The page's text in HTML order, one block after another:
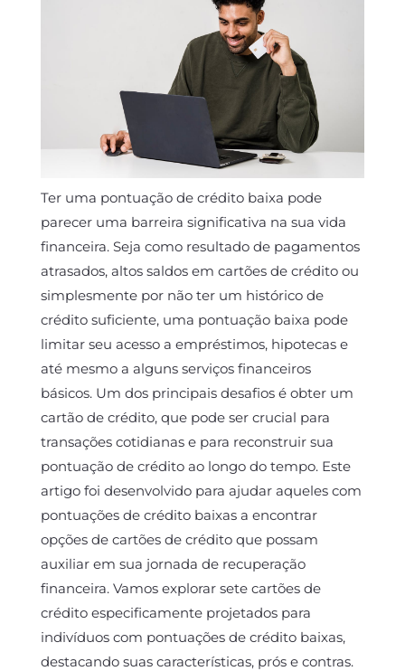
Ter uma pontuação de crédito baixa pode
parecer uma barreira significativa na sua vida
financeira. Seja como resultado de pagamentos
atrasados, altos saldos em cartões de crédito ou
simplesmente por não ter um histórico de
crédito suficiente, uma pontuação baixa pode
limitar seu acesso a empréstimos, hipotecas e
até mesmo a alguns serviços financeiros
básicos. Um dos principais desafios é obter um
cartão de crédito, que pode ser crucial para
transações cotidianas e para reconstruir sua
pontuação de crédito ao longo do tempo. Este
artigo foi desenvolvido para ajudar aqueles com
pontuações de crédito baixas a encontrar
opções de cartões de crédito que possam
auxiliar em sua jornada de recuperação
financeira. Vamos explorar sete cartões de
crédito especificamente projetados para
indivíduos com pontuações de crédito baixas,
destacando suas características, prós e contras.